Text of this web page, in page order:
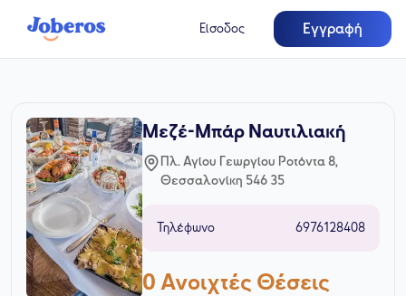
Είσοδος Εγγραφή
Μεζέ-Μπάρ Ναυτιλιακή
Πλ. Αγίου Γεωργίου Ροτόντα 8,
Θεσσαλονίκη 546 35
Τηλέφωνο 6976128408
0 Ανοιχτές Θέσεις